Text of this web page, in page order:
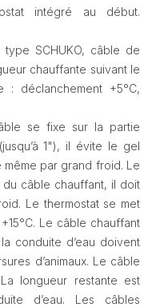
intégré au début.
SCHUKO, câble de
chauffante suivant le
: déclanchement +5°C,
se fixe sur la partie
1"), il évite le gel
même par grand froid. Le
câble chauffant, il doit
Le thermostat se met
Le câble chauffant
conduite d‘eau doivent
d’animaux. Le câble
longueur restante est
d’eau. Les câbles